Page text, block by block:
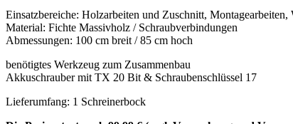
Einsatzbereiche: Holzarbeiten und Zuschnitt,
Material: Fichte Massivholz / Schraubverbindungen
Abmessungen: 100 cm breit / 85 cm hoch
benötigtes Werkzeug zum Zusammenbau
Akkuschrauber mit TX 20 Bit & Schraubenschlüssel 17
Lieferumfang: 1 Schreinerbock